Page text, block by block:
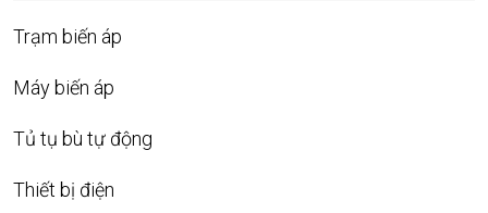
Trạm biến áp
Máy biến áp
Tủ tụ bù tự động
Thiết bị điện